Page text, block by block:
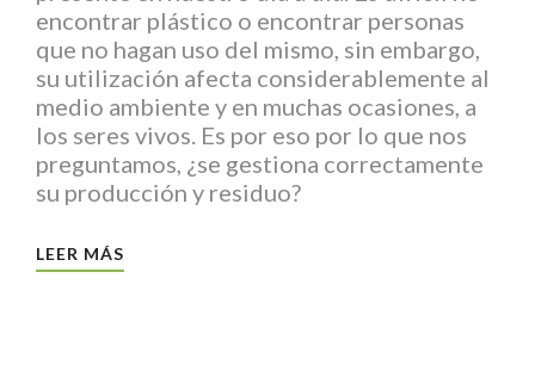
encontrar plástico o encontrar personas
que no hagan uso del mismo, sin embargo,
su utilización afecta considerablemente al
medio ambiente y en muchas ocasiones, a
los seres vivos. Es por eso por lo que nos
preguntamos, ¿se gestiona correctamente
su producción y residuo?
LEER MÁS